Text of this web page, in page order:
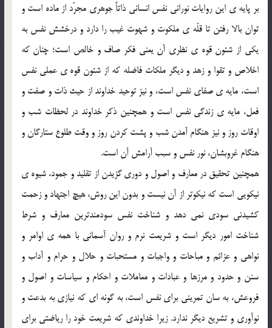
بر پايه ي اين روايات نوراني نفس انساني ذاتاً جوهري مجرّد از ماده است و
توان بالا رفتن تا قلّه ي ملکوت و شهوت غيب را دارد و درخشش نفس به
يکي از شئون قوه ي نظري آن يعني فکر صاف و خالص است؛ چنان که
اخلاص و تقوا و زهد و ديگر ملکات فاضله که از شئون قوه ي عملي نفس
است، مايه ي صفاي نفس است، و نيز توحيد خداوند از حيث ذات و صفت و
فعل، مايه ي زندگي نفس است و همچنين ذکر خداوند در لحظات شب و
اوقات روز و نيز هنگام آمدن شب و پشت کردن روز و وقت طلوع ستارگان و
هنگام غروبشان، نور نفس و سبب آرامش آن است.
همچنين تحقيق در معارف و اصول و دوري گزيدن از تقليد و جمود، شيوه ي
نيکويي است که نيکوتر از آن نيست و بدون اين روش، هيچ اجتهاد و زحمت
کشيدني سودي نمي دهد و شناخت نفس سودمندترين معارف و شرط
شناخت امور ديگر است و شريعت نرم و روان آسماني با همه ي اوامر و
نواهي و عزائم و مباحات و واجبات و مستحبات و حلال و حرام و آداب و
سنن و حدود و مرزها و عبادات و معاملات و احکام و سياسات و اصول و
فروعش، به سان تمريني براي نفس است، به گونه اي که نيازي به بدعت و
نوآوري و تشريع ديگر ندارد. زيرا خداوندي که شريعت خود را رياضتي براي